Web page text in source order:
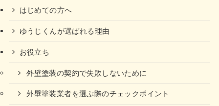
はじめての方へ
ゆうじくんが選ばれる理由
お役立ち
外壁塗装の契約で失敗しないために
外壁塗装業者を選ぶ際のチェックポイント